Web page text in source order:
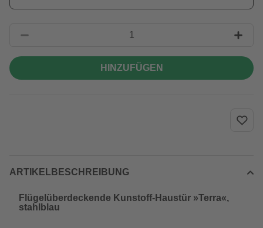
HINZUFÜGEN
ARTIKELBESCHREIBUNG
Flügelüberdeckende Kunstoff-Haustür »Terra«,
stahlblau